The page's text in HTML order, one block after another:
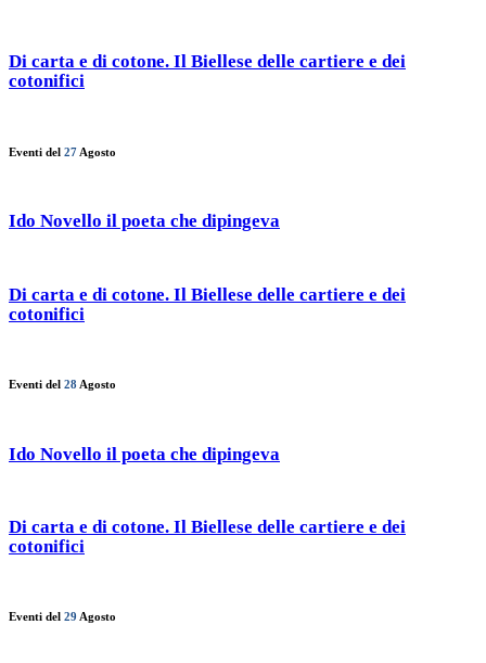
Di carta e di cotone. Il Biellese delle cartiere e dei
cotonifici
Eventi del 27 Agosto
Ido Novello il poeta che dipingeva
Di carta e di cotone. Il Biellese delle cartiere e dei
cotonifici
Eventi del 28 Agosto
Ido Novello il poeta che dipingeva
Di carta e di cotone. Il Biellese delle cartiere e dei
cotonifici
Eventi del 29 Agosto